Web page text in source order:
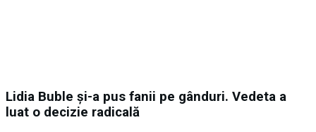
Lidia Buble și-a pus fanii pe gânduri. Vedeta a
luat o decizie radicală